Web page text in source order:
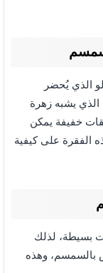
الذي يُحضر
الذي يشبه زهرة
خفيفة يمكن
الفقرة على كيفية
بسيطة، لذلك
بالسمسم، وهذه